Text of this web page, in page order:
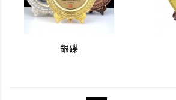
銀碟